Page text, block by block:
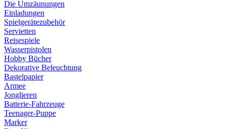
Die Umzäunungen
Einladungen
Spielgerätezubehör
Servietten
Reisespiele
Wasserpistolen
Hobby Bücher
Dekorative Beleuchtung
Bastelpapier
Armee
Jonglieren
Batterie-Fahrzeuge
Teenager-Puppe
Marker